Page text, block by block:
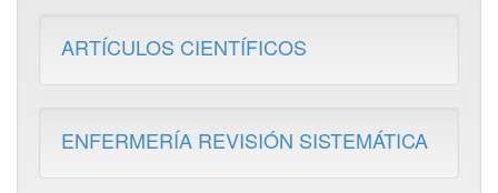
ARTÍCULOS CIENTÍFICOS
ENFERMERÍA REVISIÓN SISTEMÁTICA